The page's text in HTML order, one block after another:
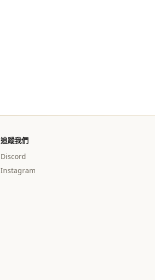
追蹤我們
Discord
Instagram